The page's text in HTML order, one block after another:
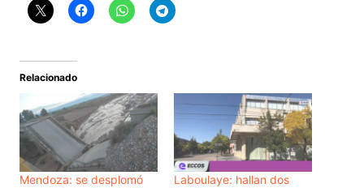
Relacionado
Mendoza: se desplomó
Laboulaye: hallan dos